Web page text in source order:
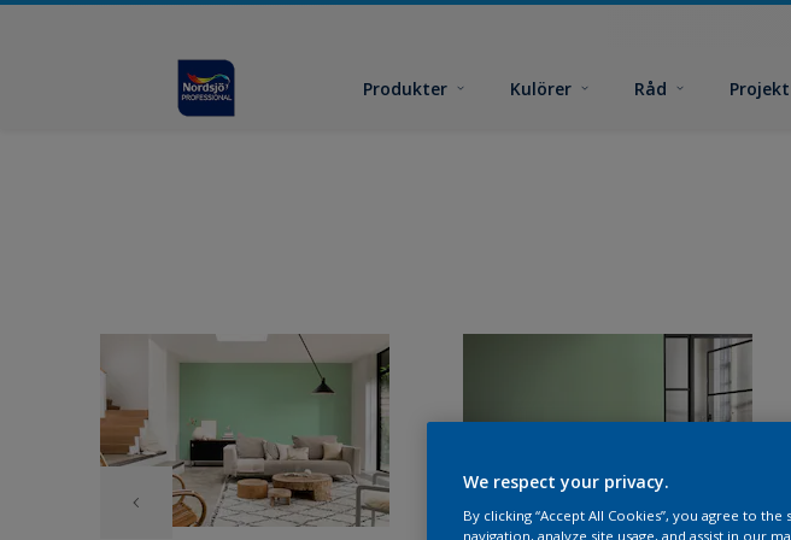
Produkter Kulörer Råd Projekt
We respect your privacy.
By clicking “Accept All Cookies”, you agree to
navigation, analyze site usage, and assist in our